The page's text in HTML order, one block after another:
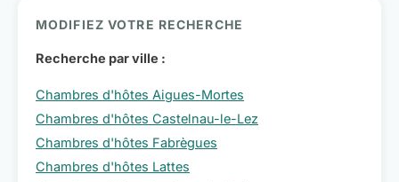
MODIFIEZ VOTRE RECHERCHE
Recherche par ville :
Chambres d'hôtes Aigues-Mortes
Chambres d'hôtes Castelnau-le-Lez
Chambres d'hôtes Fabrègues
Chambres d'hôtes Lattes